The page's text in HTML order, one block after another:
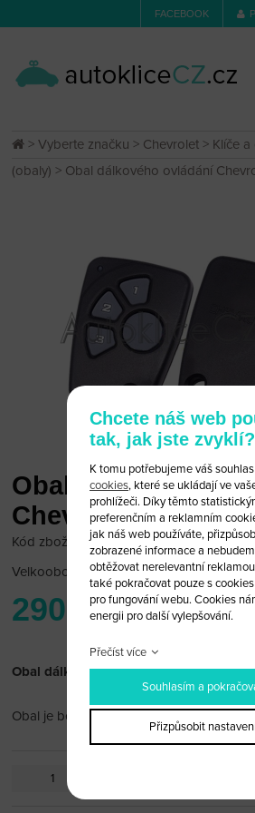
FACEBOOK
>Vyberte značku > Chevrolet > Klíče
(obaly) > Obal dálkového ovládání
Obal dálkového
Chevrolet 4 tlačítka
Kód zboží: Chevrolet-B47
Velkoobchodní cena: po přihlášení
290 Kč
Obal dálkového ovládání Chevrolet 4
Obal je bez dálkového ovládání a čipu
Chcete náš web
tak, jak jste zvyklí?
K tomu potřebujeme váš
cookies, které se ukládají ve
prohlížeči. Díky těmto
preferenčním a reklamním
jak náš web používáte,
zobrazené informace a
obtěžovat nerelevantní
také pokračovat pouze s
pro fungování webu. Cookies
energii pro další vylepšování.
Přečíst více
Souhlasím a
Přizpůsobit